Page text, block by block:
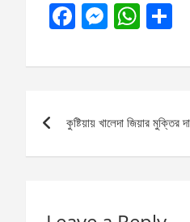
F
ce
o
M
se
g
W
at
A
navigation
কুষ্টিয়ায় খালেদা জিয়ার মুক্তির